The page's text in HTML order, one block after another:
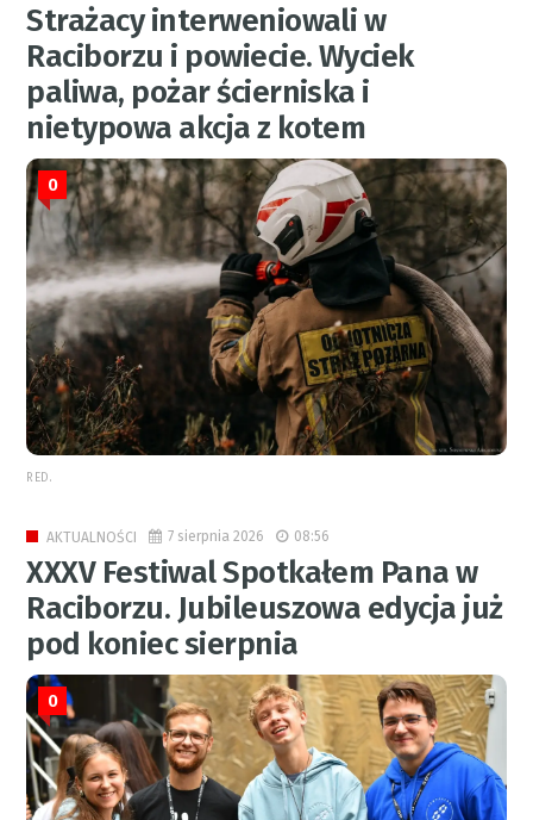
Strażacy interweniowali w
Raciborzu i powiecie. Wyciek
paliwa, pożar ścierniska i
nietypowa akcja z kotem
0
RED.
AKTUALNOŚCI 7 sierpnia 2026 08:56
XXXV Festiwal Spotkałem Pana w
Raciborzu. Jubileuszowa edycja już
pod koniec sierpnia
0